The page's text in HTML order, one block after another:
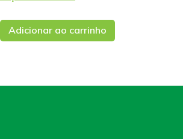
Adicionar ao carrinho